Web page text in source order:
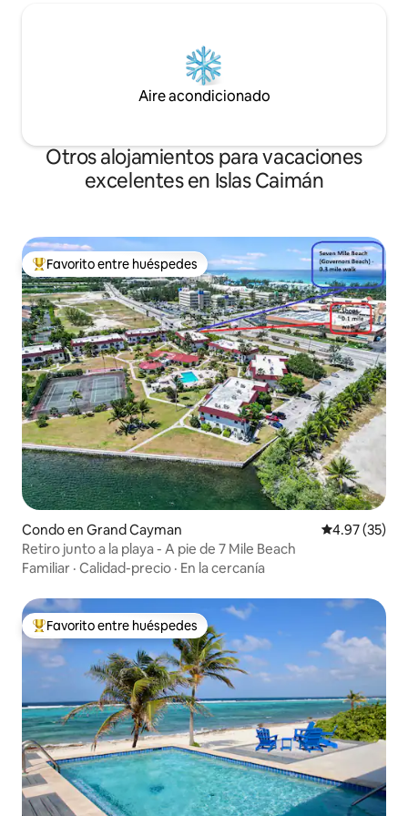
Aire acondicionado
Otros alojamientos para vacaciones
excelentes en Islas Caimán
Favorito entre huéspedes preferido
Favorito entre huéspedes
Condo en Grand Cayman Calificación
4.97 (35)
Retiro junto a la playa - A pie de 7 Mile Beach
Familiar · Calidad-precio · En la cercanía
Favorito entre huéspedes preferido
Favorito entre huéspedes